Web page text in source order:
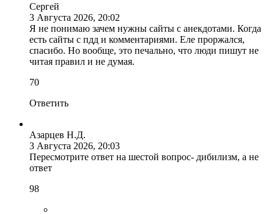
Сергей
3 Августа 2026, 20:02
Я не понимаю зачем нужны сайты с анекдотами. Когда
есть сайты с пдд и комментариями. Еле проржался,
спасибо. Но вообще, это печально, что люди пишут не
читая правил и не думая.
70
Ответить
Азарцев Н.Д.
3 Августа 2026, 20:03
Пересмотрите ответ на шестой вопрос- дибилизм, а не
ответ
98